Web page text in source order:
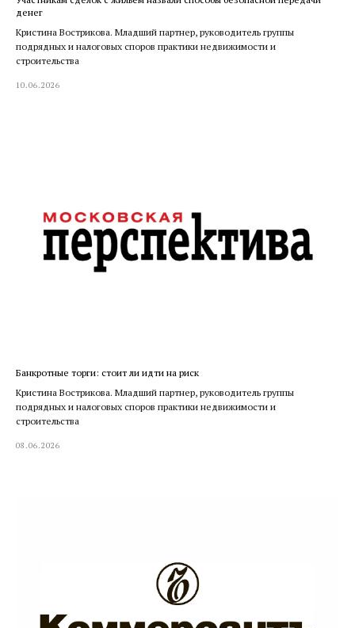
денег
Кристина Вострикова. Младший партнер, руководитель группы
подрядных и налоговых споров практики недвижимости и
строительства
10.06.2026
Банкротные торги: стоит ли идти на риск
Кристина Вострикова. Младший партнер, руководитель группы
подрядных и налоговых споров практики недвижимости и
строительства
08.06.2026